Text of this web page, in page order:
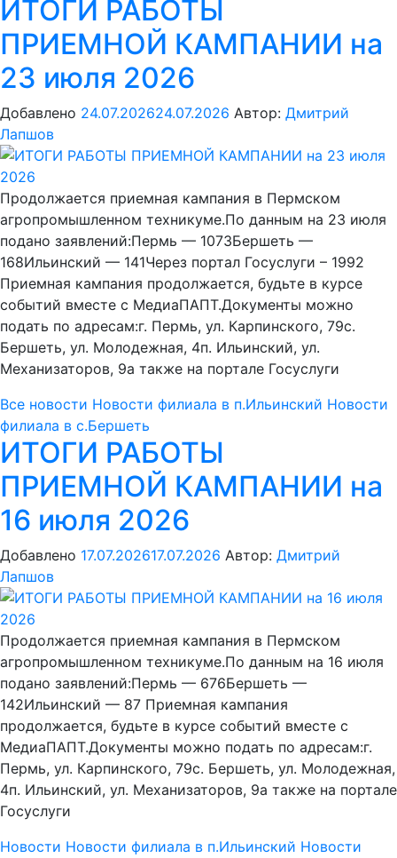
ИТОГИ РАБОТЫ
ПРИЕМНОЙ КАМПАНИИ на
23 июля 2026
Добавлено 24.07.202624.07.2026 Автор: Дмитрий
Лапшов
Продолжается приемная кампания в Пермском
агропромышленном техникуме.По данным на 23 июля
подано заявлений:Пермь — 1073Бершеть —
168Ильинский — 141Через портал Госуслуги – 1992
Приемная кампания продолжается, будьте в курсе
событий вместе с МедиаПАПТ.Документы можно
подать по адресам:г. Пермь, ул. Карпинского, 79с.
Бершеть, ул. Молодежная, 4п. Ильинский, ул.
Механизаторов, 9а также на портале Госуслуги
Все новости Новости филиала в п.Ильинский Новости
филиала в с.Бершеть
ИТОГИ РАБОТЫ
ПРИЕМНОЙ КАМПАНИИ на
16 июля 2026
Добавлено 17.07.202617.07.2026 Автор: Дмитрий
Лапшов
Продолжается приемная кампания в Пермском
агропромышленном техникуме.По данным на 16 июля
подано заявлений:Пермь — 676Бершеть —
142Ильинский — 87 Приемная кампания
продолжается, будьте в курсе событий вместе с
МедиаПАПТ.Документы можно подать по адресам:г.
Пермь, ул. Карпинского, 79с. Бершеть, ул. Молодежная,
4п. Ильинский, ул. Механизаторов, 9а также на портале
Госуслуги
Новости Новости филиала в п.Ильинский Новости